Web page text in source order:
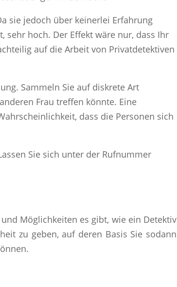
sie jedoch über keinerlei Erfahrung
hoch. Der Effekt wäre nur, dass Ihr
auf die Arbeit von Privatdetektiven
Sammeln Sie auf diskrete Art
Frau treffen könnte. Eine
dass die Personen sich
Sie sich unter der Rufnummer
Möglichkeiten es gibt, wie ein Detektiv
zu geben, auf deren Basis Sie sodann